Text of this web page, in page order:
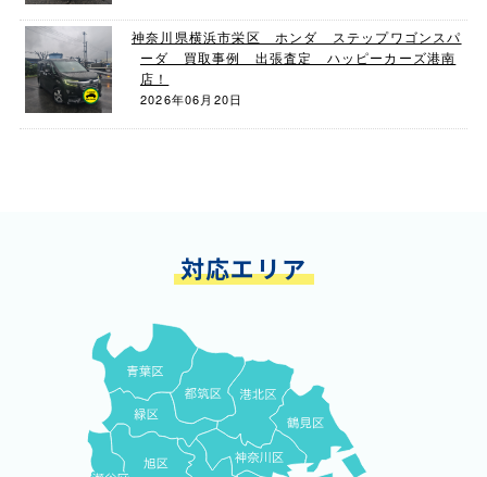
神奈川県横浜市栄区 ホンダ ステップワゴンスパ
ーダ 買取事例 出張査定 ハッピーカーズ港南
店！
2026年06月20日
対応エリア